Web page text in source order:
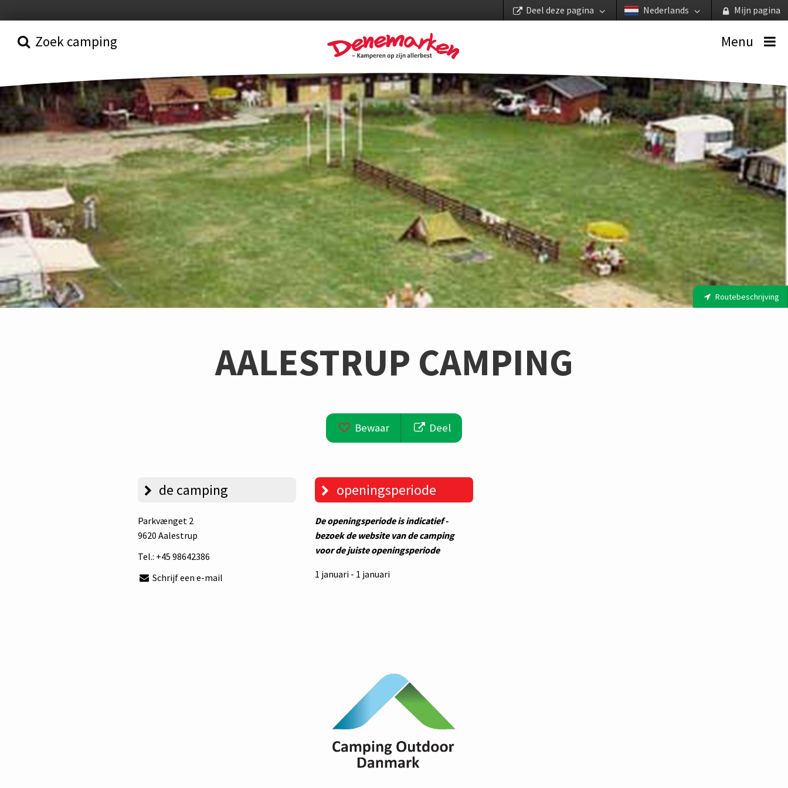
Mijn pagina
Nederlands
Deel deze pagina
Zoek camping Menu
Routebeschrijving
AALESTRUP CAMPING
Bewaar Deel
de camping
Parkvænget 2
9620 Aalestrup
Tel.: +45 98642386
Schrijf een e-mail
openingsperiode
De openingsperiode is indicatief -
bezoek de website van de camping
voor de juiste openingsperiode
1 januari - 1 januari